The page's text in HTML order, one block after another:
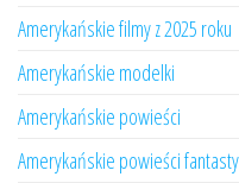
Amerykańskie filmy z 2025 roku
Amerykańskie modelki
Amerykańskie powieści
Amerykańskie powieści